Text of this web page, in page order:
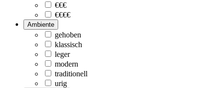
€€€
€€€€
Ambiente
gehoben
klassisch
leger
modern
traditionell
urig